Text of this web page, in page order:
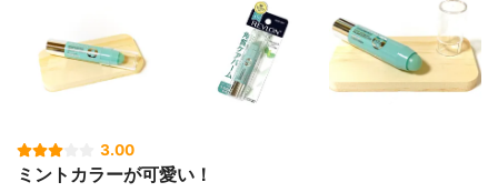
3.00
ミントカラーが可愛い！